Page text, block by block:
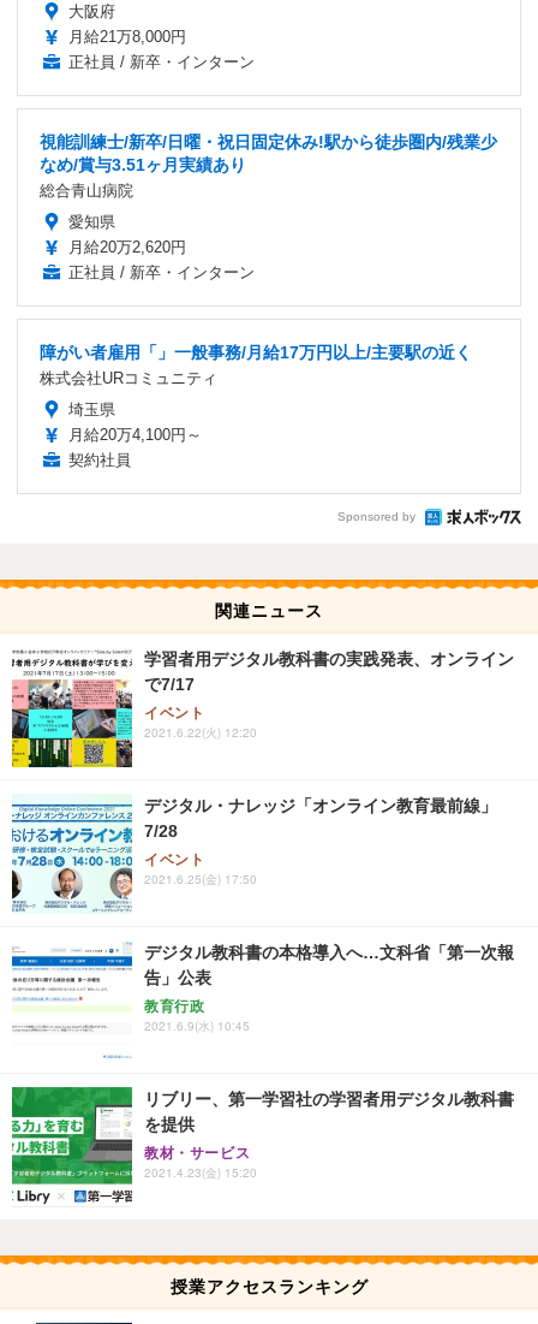
大阪府
月給21万8,000円
正社員 / 新卒・インターン
視能訓練士/新卒/日曜・祝日固定休み!駅から徒歩圏内/残業少
なめ/賞与3.51ヶ月実績あり
総合青山病院
愛知県
月給20万2,620円
正社員 / 新卒・インターン
障がい者雇用「」一般事務/月給17万円以上/主要駅の近く
株式会社URコミュニティ
埼玉県
月給20万4,100円～
契約社員
Sponsored by
関連ニュース
学習者用デジタル教科書の実践発表、オンライン
で7/17
イベント
2021.6.22(火) 12:20
デジタル・ナレッジ「オンライン教育最前線」
7/28
イベント
2021.6.25(金) 17:50
デジタル教科書の本格導入へ…文科省「第一次報
告」公表
教育行政
2021.6.9(水) 10:45
リブリー、第一学習社の学習者用デジタル教科書
を提供
教材・サービス
2021.4.23(金) 15:20
授業アクセスランキング